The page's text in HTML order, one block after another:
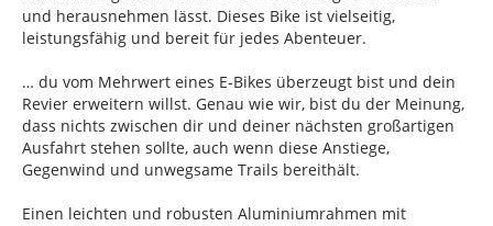
und herausnehmen lässt. Dieses Bike ist vielseitig,
leistungsfähig und bereit für jedes Abenteuer.
… du vom Mehrwert eines E-Bikes überzeugt bist und dein
Revier erweitern willst. Genau wie wir, bist du der Meinung,
dass nichts zwischen dir und deiner nächsten großartigen
Ausfahrt stehen sollte, auch wenn diese Anstiege,
Gegenwind und unwegsame Trails bereithält.
Einen leichten und robusten Aluminiumrahmen mit